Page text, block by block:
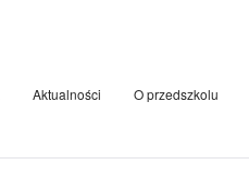
Aktualności O przedszkolu